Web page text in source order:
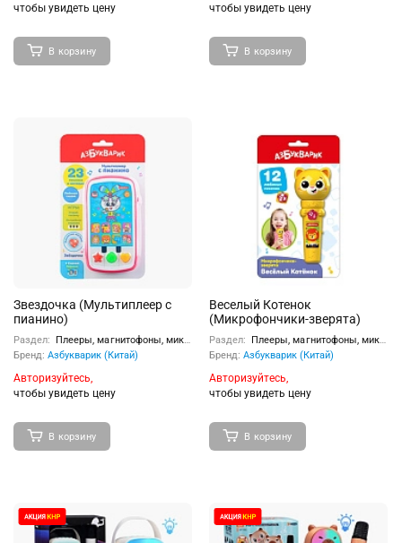
чтобы увидеть цену
В корзину
чтобы увидеть цену
В корзину
Звездочка (Мультиплеер с
пианино)
Раздел:
Плееры, магнитофоны, микрофоны
Бренд: Азбукварик (Китай)
Авторизуйтесь,
чтобы увидеть цену
В корзину
Веселый Котенок
(Микрофончики-зверята)
Раздел:
Плееры, магнитофоны, микрофоны
Бренд: Азбукварик (Китай)
Авторизуйтесь,
чтобы увидеть цену
В корзину